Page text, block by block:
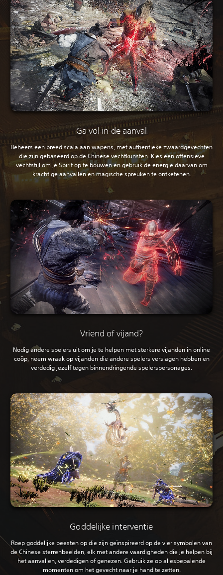
Ga vol in de aanval
Beheers een breed scala aan wapens, met authentieke zwaardgevechten
die zijn gebaseerd op de Chinese vechtkunsten. Kies een offensieve
vechtstijl om je Spirit op te bouwen en gebruik de energie daarvan om
krachtige aanvallen en magische spreuken te ontketenen.
Vriend of vijand?
Nodig andere spelers uit om je te helpen met sterkere vijanden in online
coöp, neem wraak op vijanden die andere spelers verslagen hebben en
verdedig jezelf tegen binnendringende spelerspersonages.
Goddelijke interventie
Roep goddelijke beesten op die zijn geïnspireerd op de vier symbolen van
de Chinese sterrenbeelden, elk met andere vaardigheden die je helpen bij
het aanvallen, verdedigen of genezen. Gebruik ze op allesbepalende
momenten om het gevecht naar je hand te zetten.